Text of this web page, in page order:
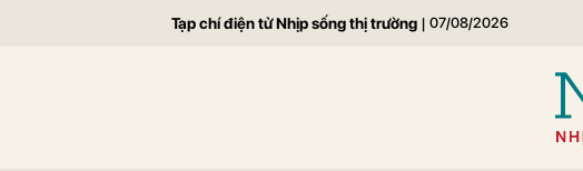
Tạp chí điện tử Nhịp sống thị trường | 07/08/2026
Gửi bình luận